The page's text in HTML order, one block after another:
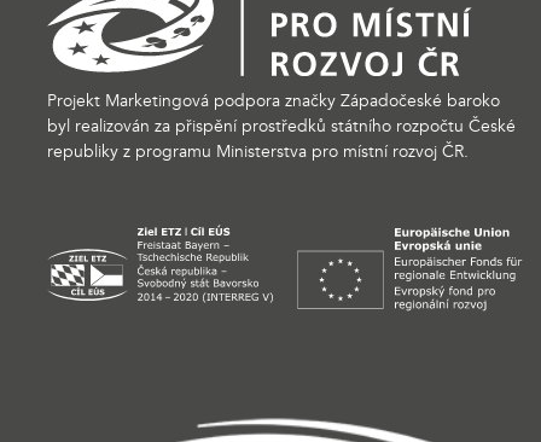
Projekt Marketingová podpora značky Západočeské baroko
byl realizován za přispění prostředků státního rozpočtu České
republiky z programu Ministerstva pro místní rozvoj ČR.